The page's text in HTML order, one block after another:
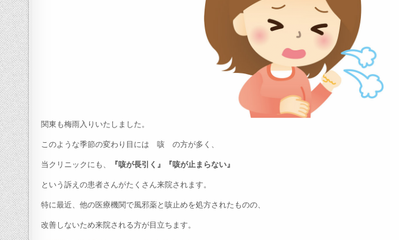
関東も梅雨入りいたしました。
このような季節の変わり目には 咳 の方が多く、
当クリニックにも、 『咳が長引く』『咳が止まらない』
という訴えの患者さんがたくさん来院されます。
特に最近、他の医療機関で風邪薬と咳止めを処方されたものの、
改善しないため来院される方が目立ちます。